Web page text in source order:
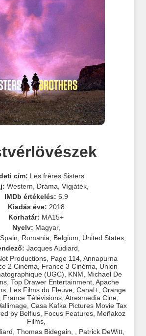
cím: Les frères Sisters
Western Dráma Vígjáték,
IMDb értékelés: 6.9
Kiadás éve: 2018
Korhatár: MA15+
Nyelv: Magyar,
,Spain Romania Belgium United States
Jacques Audiard
Productions Page 114 ,Annapurna
2 Cinéma France 3 Cinéma
Union
(UGC)
KNM
Michael De
,Top Drawer Entertainment ,Apache
, Les Films du Fleuve, Canal+, Orange
France Télévisions ,Atresmedia Cine
, Casa Kafka Pictures Movie Tax
by Belfius, Focus Features, Meñakoz
Films,
Thomas Bidegain Patrick DeWitt,